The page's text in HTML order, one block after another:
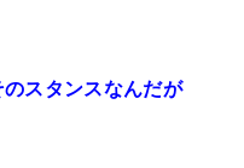
スタンスなんだが